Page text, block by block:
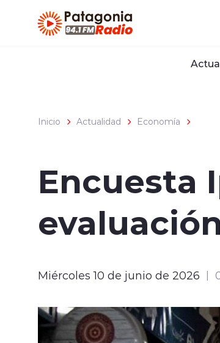
Inicio Actualidad Economía
Encuesta
Miércoles 10 de junio de 2026